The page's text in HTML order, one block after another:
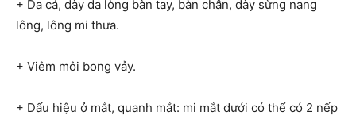
+ Da cá, dày da lòng bàn tay, bàn chân, dày sừng nang
lông, lông mi thưa.
+ Viêm môi bong vảy.
+ Dấu hiệu ở mắt, quanh mắt: mi mắt dưới có thể có 2 nếp